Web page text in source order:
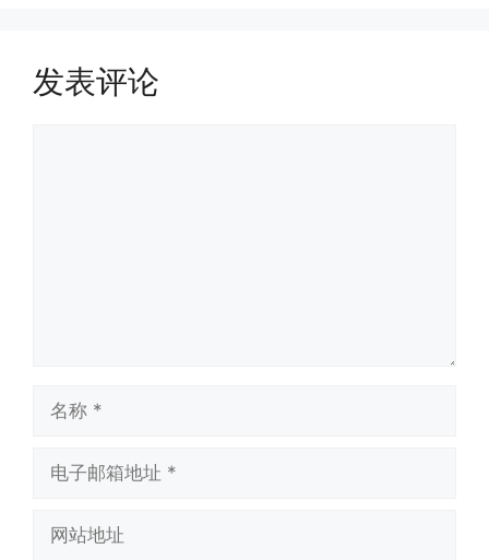
发表评论